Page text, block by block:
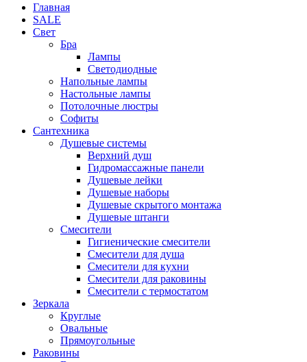
Главная
SALE
Свет
Бра
Лампы
Светодиодные
Напольные лампы
Настольные лампы
Потолочные люстры
Софиты
Сантехника
Душевые системы
Верхний душ
Гидромассажные панели
Душевые лейки
Душевые наборы
Душевые скрытого монтажа
Душевые штанги
Смесители
Гигиенические смесители
Смесители для душа
Смесители для кухни
Смесители для раковины
Смесители с термостатом
Зеркала
Круглые
Овальные
Прямоугольные
Раковины